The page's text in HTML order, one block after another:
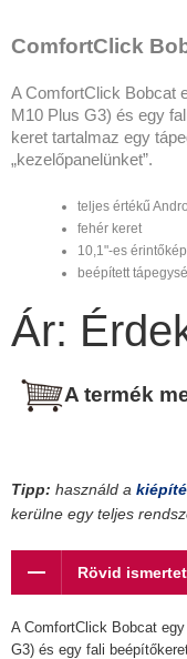
ComfortClick
A ComfortClick Bobcat
M10 Plus G3) és egy
keret tartalmaz egy
„kezelőpanelünket”.
teljes értékű
fehér keret
10,1"-es
beépített
Ár:
A termék
Tipp: használd a
kerülne egy teljes
Rövid
A ComfortClick Bobcat
G3) és egy fali